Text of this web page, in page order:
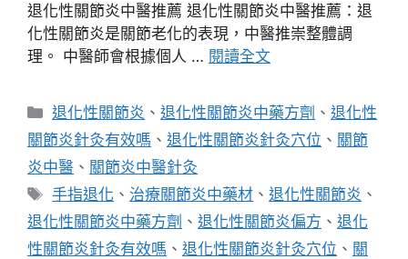
退化性關節炎中醫推薦 退化性關節炎中醫推薦：退
化性關節炎是關節老化的表現，中醫推崇整體調
理。 中醫師會根據個人 … 閱讀全文
分
類
退化性關節炎 、退化性關節炎中藥方劑 、退化性
關節炎針灸有效嗎 、 退化性關節炎針灸穴位 、 關節
炎中醫 、 關節炎中醫針灸
標
籤
手指退化 、 治療關節炎中藥材 、退化性關節炎 、
退化性關節炎中藥方劑 、 退化性關節炎偏方 、 退化
性關節炎針灸有效嗎 、 退化性關節炎針灸穴位 、 關